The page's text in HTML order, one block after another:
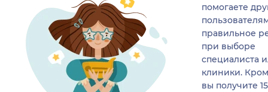
помогаете
правильное
при выборе
специалиста
клиники.
вы получите